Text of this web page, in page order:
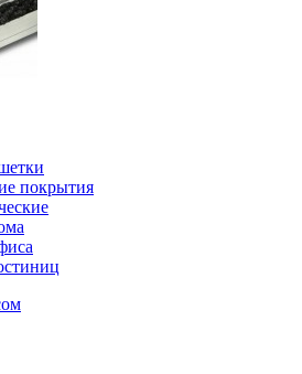
покрытия